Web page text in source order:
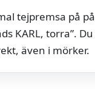
tejpremsa på
KARL, torra”.
även i mörker.